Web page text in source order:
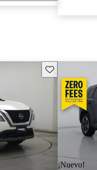
Guarda este Aviso
¡Nuevo!